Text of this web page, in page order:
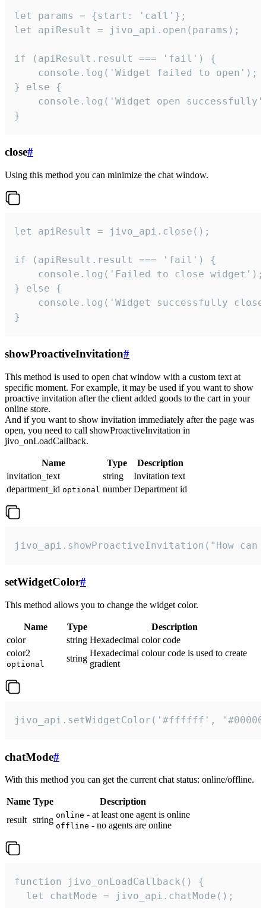
let params = {start: 'call'};
let apiResult = jivo_api.open(params);
if (apiResult.result === 'fail') {
    console.log('Widget failed to open');
} else {
console.log('Widget open
}
close#
Using this method you can minimize the chat window.
let apiResult = jivo_api.close();
if (apiResult.result === 'fail') {
    console.log('Failed to close widget');
} else {
console.log('Widget successfully
}
showProactiveInvitation#
This method is used to open chat window with a custom text at
specific moment. For example, it may be used if you want to show
proactive invitation after the client added goods to the cart in your
online store.
And if you want to show invitation immediately after the page was
open, you need to call showProactiveInvitation in
jivo_onLoadCallback.
Name Type
Description
invitation_text
string
Invitation text
department_id optional number Department id
jivo_api.showProactiveInvitation("How
setWidgetColor#
This method allows you to change the widget color.
Name Type
Description
color
string Hexadecimal color code
color2
optional
string
Hexadecimal colour code is used to create
gradient
jivo_api.setWidgetColor('#ffffff',
chatMode#
With this method you can get the current chat status: online/offline.
Name Type
Description
result string online - at least one agent is online
offline - no agents are online
function jivo_onLoadCallback() {
  let chatMode = jivo_api.chatMode();